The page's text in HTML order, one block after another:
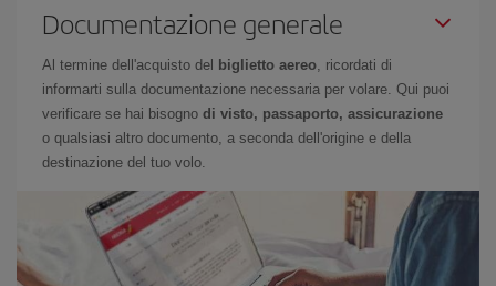
Documentazione generale
Al termine dell'acquisto del biglietto aereo , ricordati di
informarti sulla documentazione necessaria per volare. Qui puoi
verificare se hai bisogno di visto, passaporto, assicurazione
o qualsiasi altro documento, a seconda dell'origine e della
destinazione del tuo volo.